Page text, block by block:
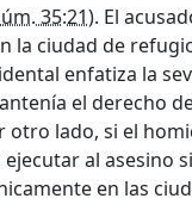
35:21). El
la ciudad de
enfatiza la
el derecho
otro lado, si el
al asesino
en las